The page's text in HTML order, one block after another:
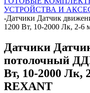
УСТРОЙСТВА И
-Датчики Датчик
1200 Вт, 10-2000 Лк, 2-6
Датчики
потолочный
Вт, 10-2000 Лк,
REXANT